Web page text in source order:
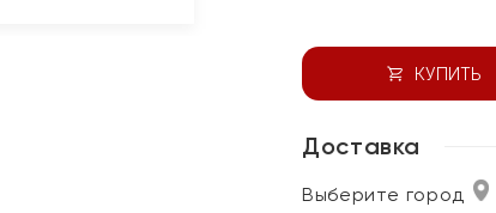
КУПИТЬ
Доставка
Выберите город